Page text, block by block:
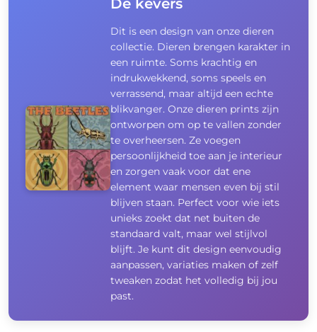
Dit is een design van onze dieren
collectie. Dieren brengen karakter in
een ruimte. Soms krachtig en
indrukwekkend, soms speels en
verrassend, maar altijd een echte
blikvanger. Onze dieren prints zijn
ontworpen om op te vallen zonder
te overheersen. Ze voegen
persoonlijkheid toe aan je interieur
en zorgen vaak voor dat ene
element waar mensen even bij stil
blijven staan. Perfect voor wie iets
unieks zoekt dat net buiten de
standaard valt, maar wel stijlvol
blijft. Je kunt dit design eenvoudig
aanpassen, variaties maken of zelf
tweaken zodat het volledig bij jou
past.